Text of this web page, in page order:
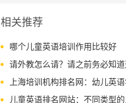
相关推荐
哪个儿童英语培训作用比较好
请外教怎么请？请之前务必知